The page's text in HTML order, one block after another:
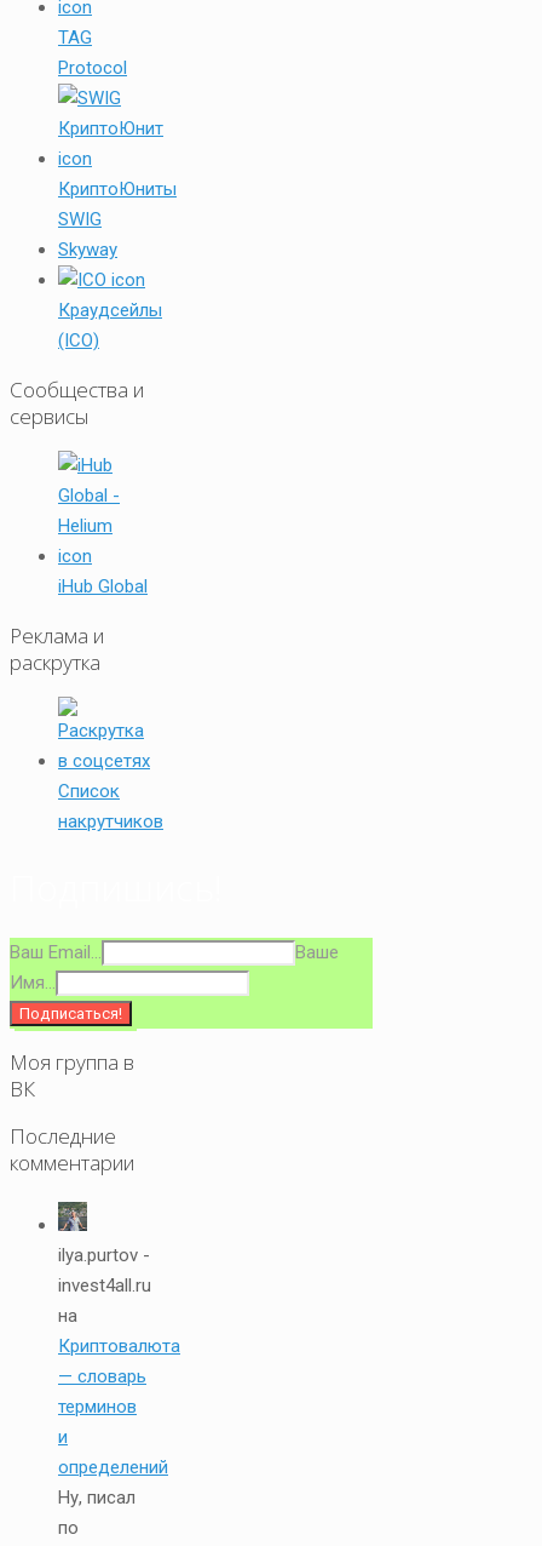
TAG
Protocol
КриптоЮниты
SWIG
Skyway
Краудсейлы
(ICO)
Сообщества и
сервисы
iHub Global
Реклама и
раскрутка
Список
накрутчиков
Ваш Email...
Ваше
Имя...
Моя группа в
ВК
Последние
комментарии
ilya.purtov -
invest4all.ru
на
Криптовалюта
— словарь
терминов
и
определений
Ну, писал
по